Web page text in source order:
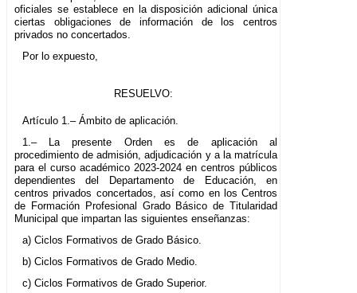
oficiales se establece en la disposición adicional única
ciertas obligaciones de información de los centros
privados no concertados.
Por lo expuesto,
RESUELVO:
Artículo 1.– Ámbito de aplicación.
1.– La presente Orden es de aplicación al
procedimiento de admisión, adjudicación y a la matrícula
para el curso académico 2023-2024 en centros públicos
dependientes del Departamento de Educación, en
centros privados concertados, así como en los Centros
de Formación Profesional Grado Básico de Titularidad
Municipal que impartan las siguientes enseñanzas:
a) Ciclos Formativos de Grado Básico.
b) Ciclos Formativos de Grado Medio.
c) Ciclos Formativos de Grado Superior.